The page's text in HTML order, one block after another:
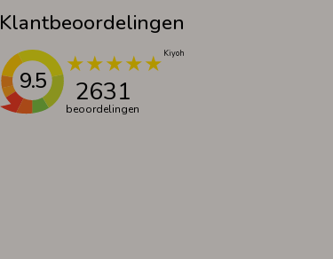
Klantbeoordelingen
9.5 2631
beoordelingen